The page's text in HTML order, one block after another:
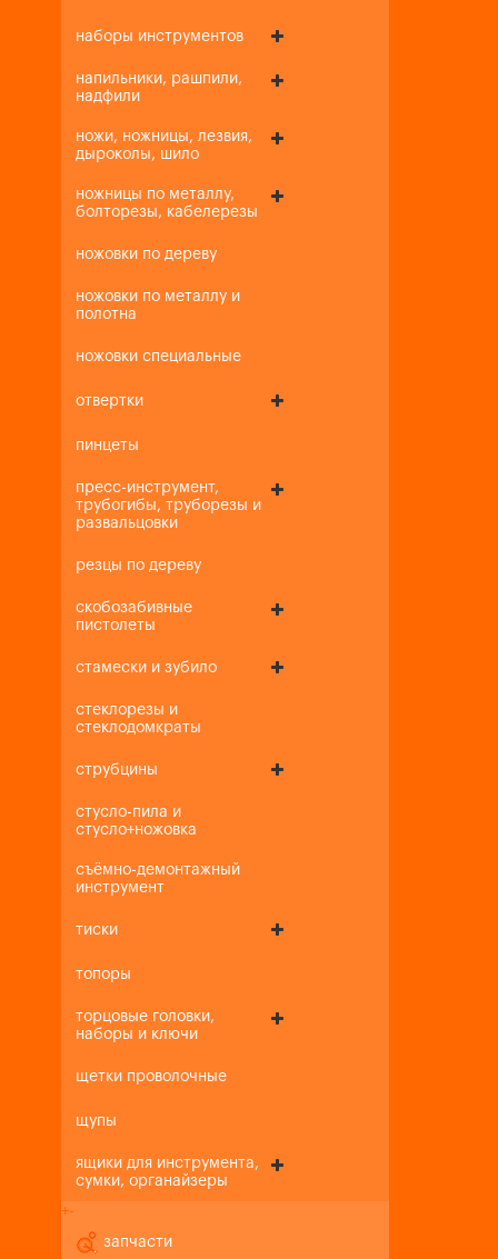
наборы инструментов
напильники, рашпили,
надфили
ножи, ножницы, лезвия,
дыроколы, шило
ножницы по металлу,
болторезы, кабелерезы
ножовки по дереву
ножовки по металлу и
полотна
ножовки специальные
отвертки
пинцеты
пресс-инструмент,
трубогибы, труборезы и
развальцовки
резцы по дереву
скобозабивные
пистолеты
стамески и зубило
стеклорезы и
стеклодомкраты
струбцины
стусло-пила и
стусло+ножовка
съёмно-демонтажный
инструмент
тиски
топоры
торцовые головки,
наборы и ключи
щетки проволочные
щупы
ящики для инструмента,
сумки, органайзеры
+-
запчасти